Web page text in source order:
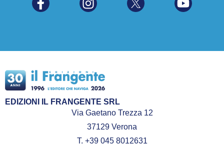
EDIZIONI IL FRANGENTE SRL
Via Gaetano Trezza 12
37129 Verona
T. +39 045 8012631